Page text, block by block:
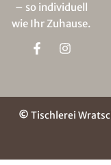
– so individuell
wie Ihr Zuhause.
© Tischlerei